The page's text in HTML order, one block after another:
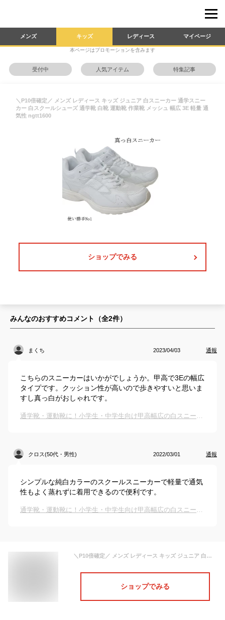
メンズ キッズ レディース マイページ
本ページはプロモーションを含みます
受付中 人気アイテム 特集記事
＼P10倍確定／ メンズ レディース キッズ ジュニア 白スニーカー 通学スニー
カー 白スクールシューズ 通学靴 白靴 運動靴 作業靴 メッシュ 幅広 3E 軽量 通
気性 ngtt1600
ショップでみる
みんなのおすすめコメント（全2件）
まくち 2023/04/03 通報
こちらのスニーカーはいかがでしょうか。甲高で3Eの幅広
タイプです。クッション性が高いので歩きやすいと思いま
すし真っ白がおしゃれです。
通学靴・運動靴に！小学生・中学生向け甲高幅広の白スニーカーのおすすめは？
クロス(50代・男性) 2022/03/01 通報
シンプルな純白カラーのスクールスニーカーで軽量で通気
性もよく蒸れずに着用できるので便利です。
通学靴・運動靴に！小学生・中学生向け甲高幅広の白スニーカーのおすすめは？
＼P10倍確定／ メンズ レディース キッズ ジュニア 白スニーカー 通学スニーカー 白スクールシューズ 通学靴 白靴 運動靴 作業靴 メッシュ 幅広 3E 軽量 通気性 ngtt1600
ショップでみる